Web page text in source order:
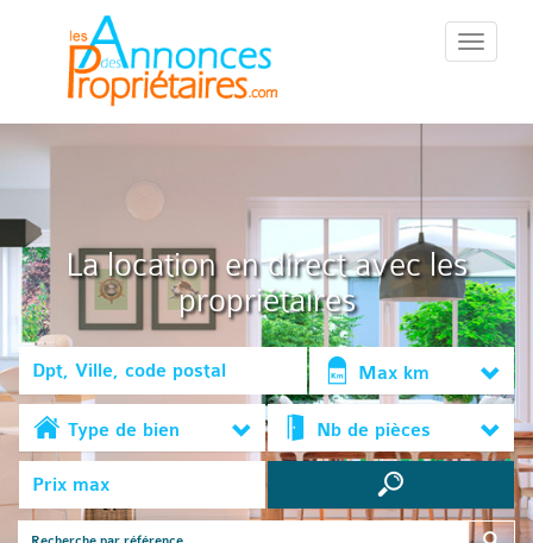
::Menu::
La location en direct avec les
propriétaires
Max km
Type de bien Nb de pièces